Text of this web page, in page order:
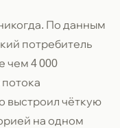
По данным
потребитель
чем 4 000
выстроил чёткую
на одном